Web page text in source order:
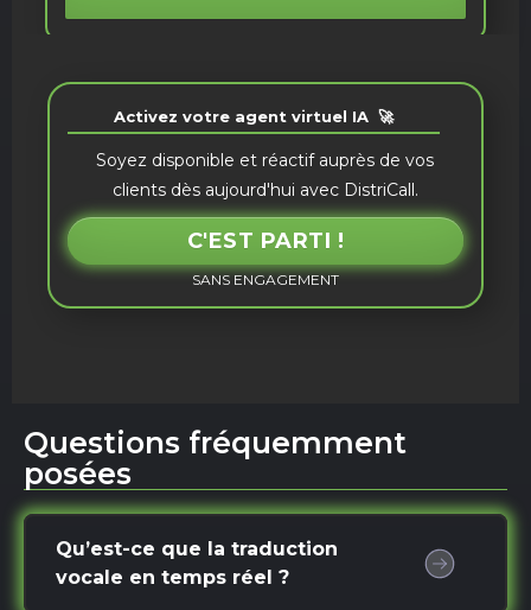
Activez votre agent virtuel IA 🚀
Soyez disponible et réactif auprès de vos
clients dès aujourd'hui avec DistriCall.
C'EST PARTI !
SANS ENGAGEMENT
Questions fréquemment
posées
Qu’est-ce que la traduction
vocale en temps réel ?